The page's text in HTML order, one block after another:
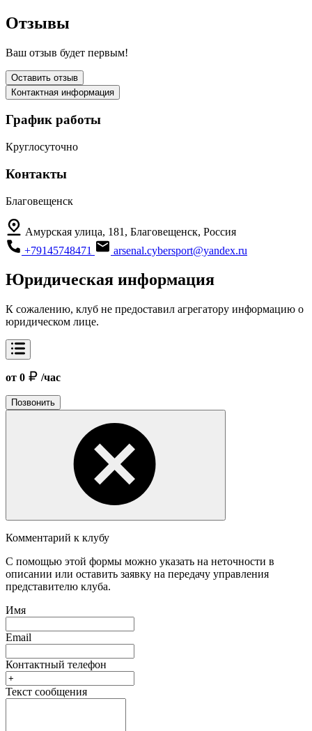
Отзывы
Ваш отзыв будет первым!
Оставить отзыв
Контактная информация
График работы
Круглосуточно
Контакты
Благовещенск
Амурская улица, 181, Благовещенск, Россия
+79145748471
arsenal.cybersport@yandex.ru
Юридическая информация
К сожалению, клуб не предоставил агрегатору информацию о
юридическом лице.
от 0 /час
Позвонить
Комментарий к клубу
С помощью этой формы можно указать на неточности в
описании или оставить заявку на передачу управления
представителю клуба.
Имя
Email
Контактный телефон
Текст сообщения